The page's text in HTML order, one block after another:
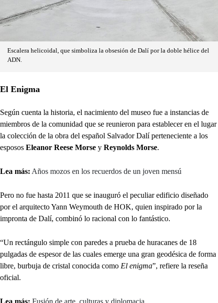
Escalera helicoidal, que simboliza la obsesión de Dalí por la doble hélice del
ADN.
El Enigma
Según cuenta la historia, el nacimiento del museo fue a instancias de
miembros de la comunidad que se reunieron para establecer en el lugar
la colección de la obra del español Salvador Dalí perteneciente a los
esposos Eleanor Reese Morse y Reynolds Morse.
Lea más: Años mozos en los recuerdos de un joven mensú
Pero no fue hasta 2011 que se inauguró el peculiar edificio diseñado
por el arquitecto Yann Weymouth de HOK, quien inspirado por la
impronta de Dalí, combinó lo racional con lo fantástico.
“Un rectángulo simple con paredes a prueba de huracanes de 18
pulgadas de espesor de las cuales emerge una gran geodésica de forma
libre, burbuja de cristal conocida como El enigma”, refiere la reseña
oficial.
Lea más: Fusión de arte, culturas y diplomacia